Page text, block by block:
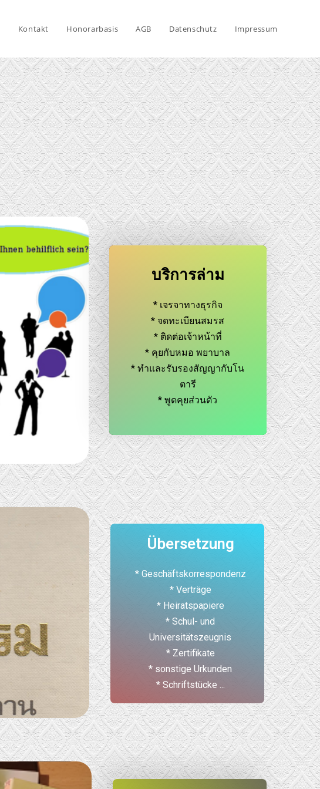
Kontakt Honorarbasis AGB Datenschutz Impressum
บริการล่าม
* เจรจาทางธุรกิจ
* จดทะเบียนสมรส
* ติดต่อเจ้าหน้าที่
* คุยกับหมอ พยาบาล
* ทำและรับรองสัญญากับโน
ตารี
* พูดคุยส่วนตัว
Übersetzung
* Geschäftskorrespondenz
* Verträge
* Heiratspapiere
* Schul- und
Universitätszeugnis
* Zertifikate
* sonstige Urkunden
* Schriftstücke ...